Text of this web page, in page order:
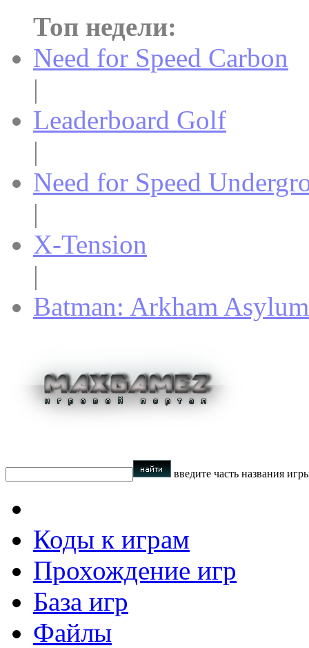
Топ недели:
Need for Speed Carbon
|
Leaderboard Golf
|
Need for Speed
|
X-Tension
|
Batman: Arkham Asylum
введите часть названия
Коды к играм
Прохождение игр
База игр
Файлы